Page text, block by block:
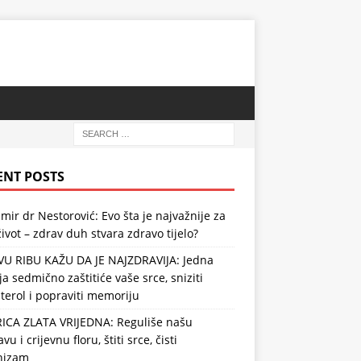
POSTS
dr Nestorović: Evo šta je najvažnije za
– zdrav duh stvara zdravo tijelo?
RIBU KAŽU DA JE NAJZDRAVIJA: Jedna
sedmično zaštitiće vaše srce, sniziti
i popraviti memoriju
ZLATA VRIJEDNA: Reguliše našu
i crijevnu floru, štiti srce, čisti